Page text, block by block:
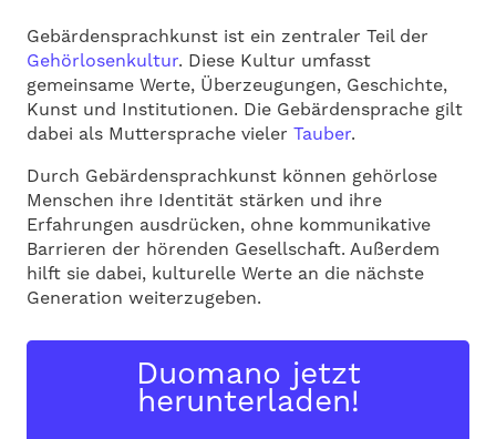
Gebärdensprachkunst ist ein zentraler Teil der
Gehörlosenkultur. Diese Kultur umfasst
gemeinsame Werte, Überzeugungen, Geschichte,
Kunst und Institutionen. Die Gebärdensprache gilt
dabei als Muttersprache vieler Tauber.
Durch Gebärdensprachkunst können gehörlose
Menschen ihre Identität stärken und ihre
Erfahrungen ausdrücken, ohne kommunikative
Barrieren der hörenden Gesellschaft. Außerdem
hilft sie dabei, kulturelle Werte an die nächste
Generation weiterzugeben.
Duomano jetzt
herunterladen!